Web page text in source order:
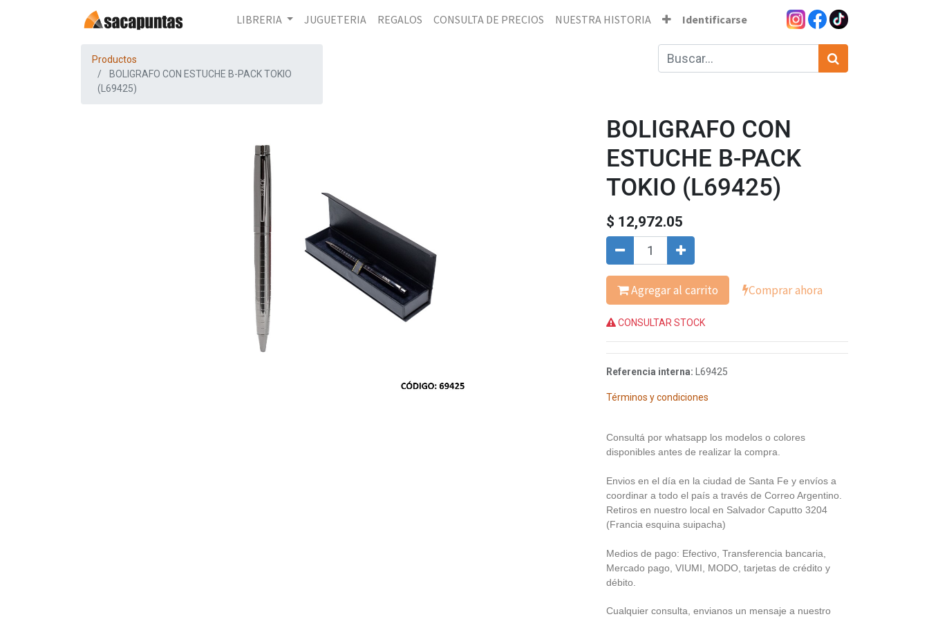
LIBRERIA JUGUETERIA REGALOS CONSULTA DE PRECIOS NUESTRA HISTORIA Identificarse
Productos
BOLIGRAFO CON ESTUCHE B-PACK TOKIO
(L69425)
BOLIGRAFO CON
ESTUCHE B-PACK
TOKIO (L69425)
$ 12,972.05
Agregar al carrito Comprar ahora
CONSULTAR STOCK
Referencia interna: L69425
Términos y condiciones
Consultá por whatsapp los modelos o colores
disponibles antes de realizar la compra.
Envios en el día en la ciudad de Santa Fe y envíos a
coordinar a todo el país a través de Correo Argentino.
Retiros en nuestro local en Salvador Caputto 3204
(Francia esquina suipacha)
Medios de pago: Efectivo, Transferencia bancaria,
Mercado pago, VIUMI, MODO, tarjetas de crédito y
débito.
Cualquier consulta, envianos un mensaje a nuestro